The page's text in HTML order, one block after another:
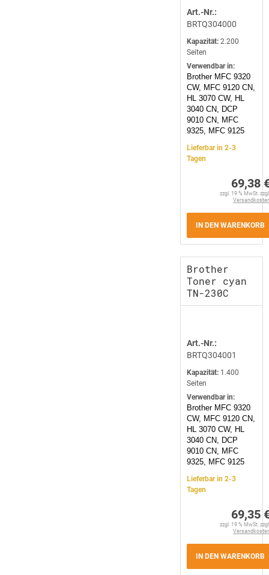
Art.-Nr.:
BRTQ304000
Kapazität: 2.200
Seiten
Verwendbar in:
Brother MFC 9320
CW, MFC 9120 CN,
HL 3070 CW, HL
3040 CN, DCP
9010 CN, MFC
9325, MFC 9125
Lieferbar in 2-3
Tagen
69,38
zzgl. 19 % MwSt.
IN DEN WARENKORB
Brother
Toner cyan
TN-230C
Art.-Nr.:
BRTQ304001
Kapazität: 1.400
Seiten
Verwendbar in:
Brother MFC 9320
CW, MFC 9120 CN,
HL 3070 CW, HL
3040 CN, DCP
9010 CN, MFC
9325, MFC 9125
Lieferbar in 2-3
Tagen
69,35
zzgl. 19 % MwSt.
IN DEN WARENKORB